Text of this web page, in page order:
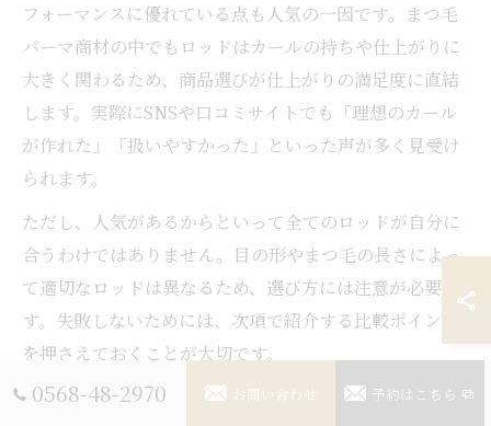
フォーマンスに優れている点も人気の一因です。まつ毛
パーマ商材の中でもロッドはカールの持ちや仕上がりに
大きく関わるため、商品選びが仕上がりの満足度に直結
します。実際にSNSや口コミサイトでも「理想のカール
が作れた」「扱いやすかった」といった声が多く見受け
られます。
ただし、人気があるからといって全てのロッドが自分に
合うわけではありません。目の形やまつ毛の長さによっ
て適切なロッドは異なるため、選び方には注意が必要で
す。失敗しないためには、次項で紹介する比較ポイント
を押さえておくことが大切です。
0568-48-2970 お問い合わせ 予約はこちら